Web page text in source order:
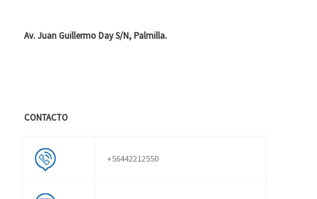
Av. Juan Guillermo Day S/N, Palmilla.
CONTACTO
+56442212550